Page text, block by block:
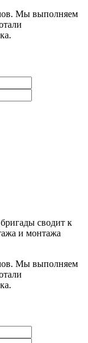
Мы выполняем
сводит к
и монтажа
Мы выполняем